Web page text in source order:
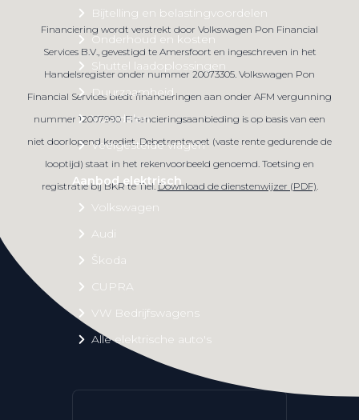
Bijtelling en belastingvoordelen
Onderhoud en kosten
Shuttel laadoplossingen
Duurzaamheid
Voordelen
Veelgestelde vragen
Aanbod elektrisch
Volkswagen
Audi
Škoda
CUPRA
VW Bedrijfswagens
Alle elektrische auto's
Financiering wordt verstrekt door Volkswagen Pon Financial
Services B.V., gevestigd te Amersfoort en ingeschreven in het
Handelsregister onder nummer 20073305. Volkswagen Pon
Financial Services biedt financieringen aan onder AFM vergunning
nummer 12007990. Financieringsaanbieding is op basis van een
niet doorlopend krediet. Debetrentevoet (vaste rente gedurende de
looptijd) staat in het rekenvoorbeeld genoemd. Toetsing en
registratie bij BKR te Tiel. Download de dienstenwijzer (PDF).